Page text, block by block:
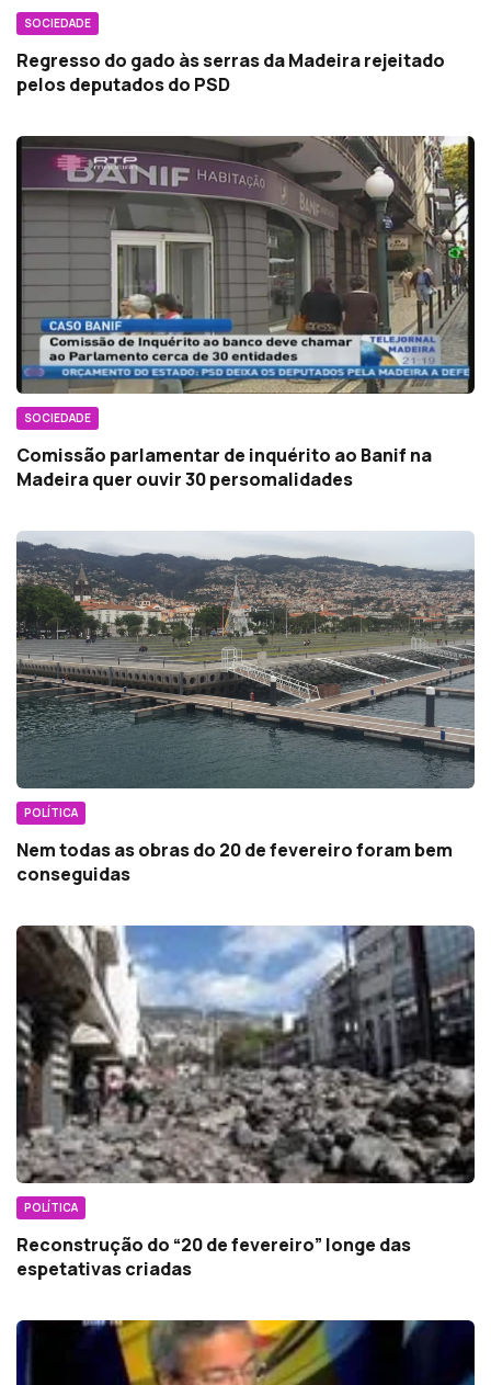
SOCIEDADE
Regresso do gado às serras da Madeira rejeitado
pelos deputados do PSD
SOCIEDADE
Comissão parlamentar de inquérito ao Banif na
Madeira quer ouvir 30 persomalidades
POLÍTICA
Nem todas as obras do 20 de fevereiro foram bem
conseguidas
POLÍTICA
Reconstrução do “20 de fevereiro” longe das
espetativas criadas